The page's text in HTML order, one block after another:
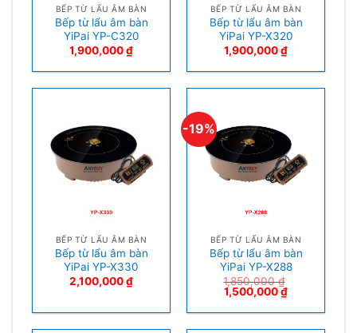
BẾP TỪ LẨU ÂM BÀN
Bếp từ lẩu âm bàn
YiPai YP-C320
1,900,000₫
BẾP TỪ LẨU ÂM BÀN
Bếp từ lẩu âm bàn
YiPai YP-X320
1,900,000₫
BẾP TỪ LẨU ÂM BÀN
Bếp từ lẩu âm bàn
YiPai YP-X330
2,100,000₫
-19%
BẾP TỪ LẨU ÂM BÀN
Bếp từ lẩu âm bàn
YiPai YP-X288
1,850,000₫
1,500,000₫